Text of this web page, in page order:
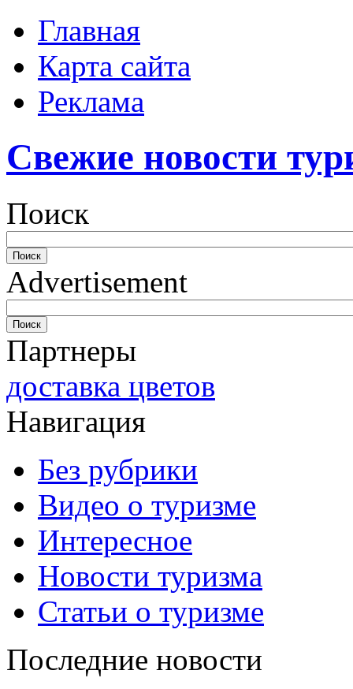
Главная
Карта сайта
Реклама
Свежие новости
Поиск
Advertisement
Партнеры
доставка цветов
Навигация
Без рубрики
Видео о туризме
Интересное
Новости туризма
Статьи о туризме
Последние новости